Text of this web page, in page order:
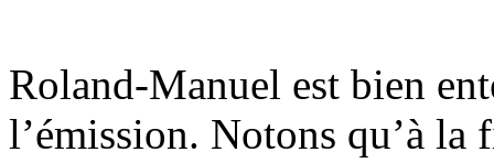
Roland-Manuel est bien
l’émission. Notons qu’à la